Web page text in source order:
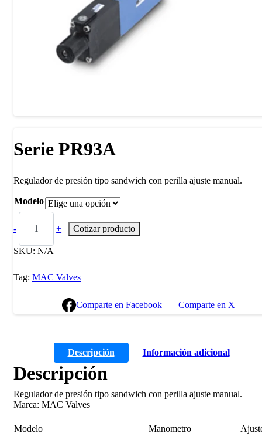
Serie PR93A
Regulador de presión tipo sandwich con perilla ajuste manual.
Modelo
- + Cotizar producto
SKU: N/A
Tag: MAC Valves
Comparte en Facebook Comparte en X
Descripción Información adicional
Descripción
Regulador de presión tipo sandwich con perilla ajuste manual.
Marca: MAC Valves
Modelo Manometro